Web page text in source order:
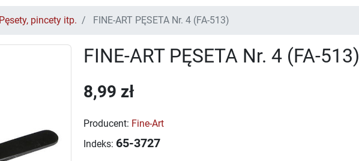
pincety itp. FINE-ART PĘSETA Nr. 4 (FA-513)
FINE-ART PĘSETA Nr. 4 (FA-513)
8,99 zł
Producent: Fine-Art
Indeks: 65-3727